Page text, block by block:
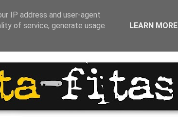
IP address and user-agent
of service, generate usage
LEARN MORE